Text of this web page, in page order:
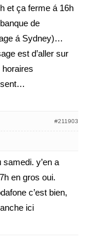
et ça ferme á 16h
de
á Sydney)…
est d’aller sur
horaires
#211903
y’en a
en gros oui.
c’est bien,
ici